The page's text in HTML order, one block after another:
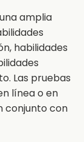
amplia
habilidades
Las pruebas
línea o en
conjunto con